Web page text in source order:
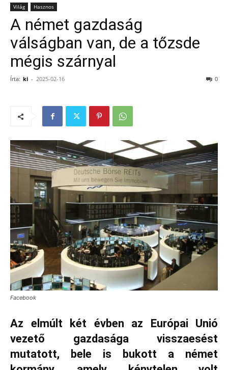
Világ Hasznos
A német gazdaság
válságban van, de a tőzsde
mégis szárnyal
Írta: ki - 2025-02-16 0
Facebook
Az elmúlt két évben az Európai Unió
vezető gazdasága visszaesést
mutatott, bele is bukott a német